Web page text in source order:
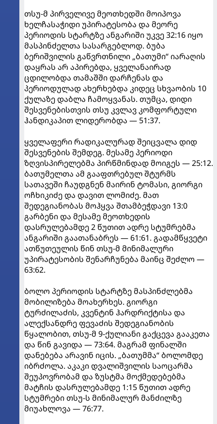
თსუ-მ პირველივე მეოთხედში მოიპოვა
ხელჩასაჭიდი უპირატესობა და მეორე
პერიოდის სტარტზე ანგარიში უკვე 32:16 იყო
მასპინძელთა სასარგებლოდ. ბუბა
ბერიშვილის გაწვრთნილი „ბათუმი“ იარაღის
დაყრას არ აპირებდა, ყველანაირად
ცდილობდა თამაშში დარჩენას და
პერიოდულად ახერხებდა კიდეც სხვაობის 10
ქულაზე დაბლა ჩამოყვანას. თუმცა, დიდი
შესვენებისთვის თსუ კვლავ კომფორტული
ჰანდიკაპით ლიდერობდა — 51:37.
ყველაფერი რადიკალურად შეიცვალა დიდ
შესვენების შემდეგ. მესამე პერიოდი
ზღვისპირელებმა პირწმინდად მოიგეს — 25:12.
ბათუმელთა ამ გააფთრებულ შტურმს
სათავეში ჩაუდგნენ მაირინ ტომასი, გიორგი
ოჩხიკიძე და დავით ლომიძე. მათ
შედეგიანობას მოჰყვა შთამბეჭდავი 13:0
გარბენი და მესამე მეოთხედის
დასრულებამდე 2 წუთით ადრე სტუმრებმა
ანგარიში გაათანაბრეს — 61:61. გადამწყვეტი
ათწუთეულის წინ თსუ-მ მინიმალური
უპირატესობის შენარჩუნება მაინც შეძლო —
63:62.
ბოლო პერიოდის სტარტზე მასპინძლებმა
მობილიზება მოახერხეს. გიორგი
ტურძილაძის, კვენტინ ჰარდრიქტისა და
ალექსანდრე ფევაძის შედეგიანობის
წყალობით, თსუ-მ 9-ქულიანი გაქცევა გააკეთა
და წინ გავიდა — 73:64. მაგრამ ფინალში
დანებება არავინ იცის. „ბათუმმა“ ბოლომდე
იბრძოლა. აკაკი დვალიშვილის საოცარმა
შეუპოვრობამ და ზუსტმა მოქმედებებმა
მატჩის დასრულებამდე 1:15 წუთით ადრე
სტუმრები თსუ-ს მინიმალურ მანძილზე
მიუახლოვა — 76:77.